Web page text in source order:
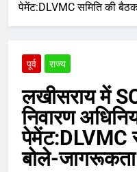
पेमेंट:DLVMC समिति की
पूर्व राज्य
लखीसराय में
निवारण
पेमेंट:DLVMC
बोले-जागरूकता